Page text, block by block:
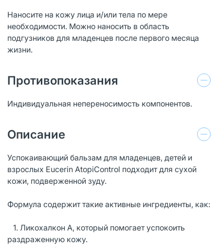
Наносите на кожу лица и/или тела по мере
необходимости. Можно наносить в область
подгузников для младенцев после первого месяца
жизни.
Противопоказания
Индивидуальная непереносимость компонентов.
Описание
Успокаивающий бальзам для младенцев, детей и
взрослых Eucerin AtopiControl подходит для сухой
кожи, подверженной зуду.
Формула содержит такие активные ингредиенты, как:
1. Ликохалкон А, который помогает успокоить
раздраженную кожу.